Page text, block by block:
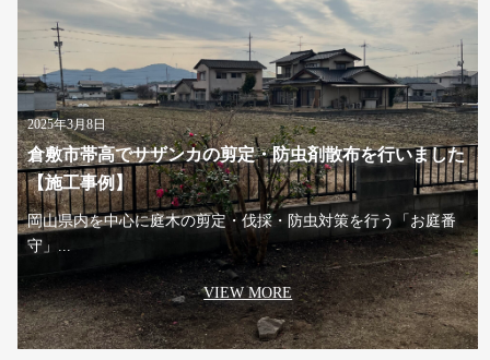
2025年3月8日
倉敷市帯高でサザンカの剪定・防虫剤散布を行いました
【施工事例】
岡山県内を中心に庭木の剪定・伐採・防虫対策を行う「お庭番
守」...
VIEW MORE